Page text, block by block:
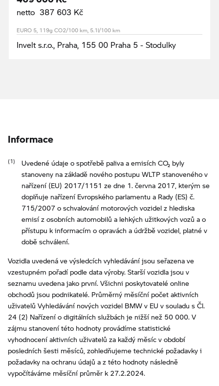
netto 387 603 Kč
EURO 5, 119g CO2/100 km, 5.1l/100 km
Invelt s.r.o., Praha, 155 00 Praha 5 - Stodulky
Informace
Uvedené údaje o spotřebě paliva a emisích CO₂ byly
stanoveny na základě nového postupu WLTP stanoveného v
nařízení (EU) 2017/1151 ze dne 1. června 2017, kterým se
doplňuje nařízení Evropského parlamentu a Rady (ES) č.
715/2007 o schvalování motorových vozidel z hlediska
emisí z osobních automobilů a lehkých užitkových vozů a o
přístupu k informacím o opravách a údržbě vozidel, platné v
době schválení.
Vozidla uvedená ve výsledcích vyhledávání jsou seřazena ve
vzestupném pořadí podle data výroby. Starší vozidla jsou v
seznamu uvedena jako první. Všichni poskytovatelé online
obchodů jsou podnikatelé. Průměrný měsíční počet aktivních
uživatelů Vyhledávání nových vozidel BMW v EU v souladu s Čl.
24 (2) Nařízení o digitálních službách je nižší než 50 000. V
zájmu stanovení této hodnoty provádíme statistické
vyhodnocení aktivních uživatelů za každý měsíc v období
posledních šesti měsíců, zohledňujeme technické požadavky i
požadavky na ochranu údajů a z této hodnoty následně
vypočítáváme měsíční průměr k 27.2.2024.